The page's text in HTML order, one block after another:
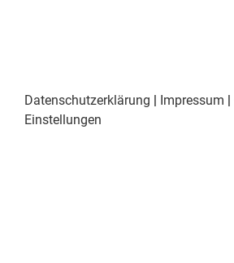
Datenschutzerklärung | Impressum |
Einstellungen